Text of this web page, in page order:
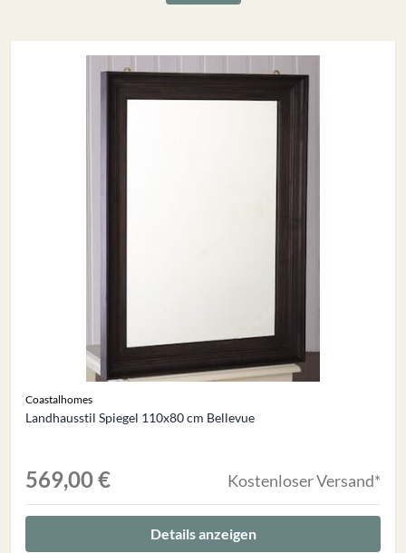
Coastalhomes
Landhausstil Spiegel 110x80 cm Bellevue
569,00 € Kostenloser Versand*
Details anzeigen